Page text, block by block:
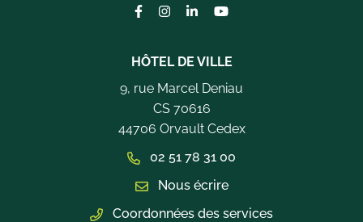
Lien vers le compte Facebook
Lien vers le compte Instagram
Lien vers le compte Linkedin
Lien vers la chaîne
HÔTEL DE VILLE
9, rue Marcel Deniau
CS 70616
44706 Orvault Cedex
02 51 78 31 00
Nous écrire
Coordonnées des services